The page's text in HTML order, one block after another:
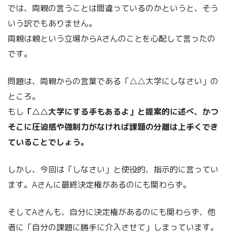
では、両親の言うことは間違っているのかというと、そう
いう訳でもありません。
両親は親という立場からAさんのことを心配して言ったの
です。
問題は、両親からの言葉である「△△大学にしなさい」の
ところ。
もし 「△△大学にする手もあるよ」と提案的に述べ、かつ
そこに圧迫感や強制力がなければ課題の分離は上手くでき
ていることでしょう。
しかし、今回は「しなさい」と使役的、指示的に言ってい
ます。Aさんに最終決定権があるのにも関わらず。
そしてAさんも、自分に決定権があるのにも関わらず、他
者に「自分の課題に勝手に介入させて」しまっています。